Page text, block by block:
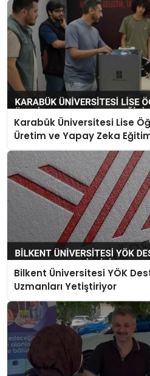
Karabük Üniversitesi Lise
Üretim ve Yapay Zeka
Bilkent Üniversitesi YÖK
Uzmanları Yetiştiriyor